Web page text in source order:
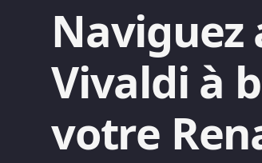
Naviguez
Vivaldi à
votre